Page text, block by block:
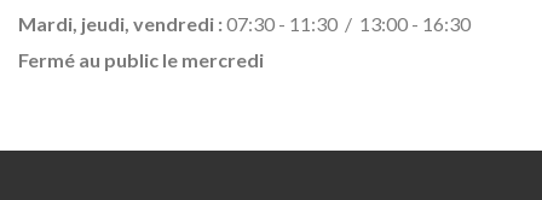
Mardi, jeudi, vendredi :07:30 - 11:30 / 13:00 - 16:30
Fermé au public le mercredi